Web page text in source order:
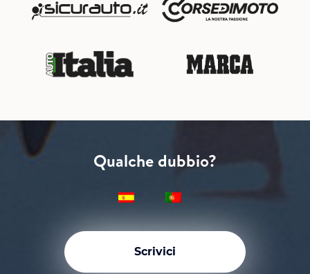
Qualche dubbio?
Scrivici